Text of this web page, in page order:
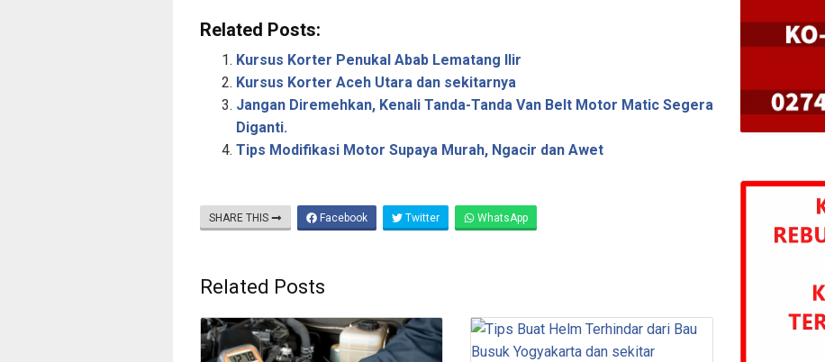
a
r
e
Related Posts:
Kursus Korter Penukal Abab Lematang Ilir
Kursus Korter Aceh Utara dan sekitarnya
Jangan Diremehkan, Kenali Tanda-Tanda Van Belt Motor Matic Segera
Diganti.
Tips Modifikasi Motor Supaya Murah, Ngacir dan Awet
SHARE THIS Facebook Twitter WhatsApp
Related Posts